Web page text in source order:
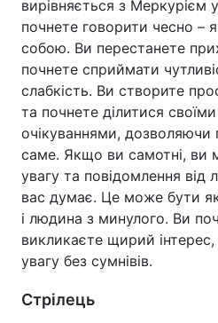
вирівняється з Меркурієм
почнете говорити чесно –
собою. Ви перестанете
почнете сприймати
слабкість. Ви створите
та почнете ділитися
очікуваннями, дозволяючи
саме. Якщо ви самотні, ви
увагу та повідомлення
вас думає. Це може бути
і людина з минулого. Ви
викликаєте щирий
увагу без сумнівів.
Стрілець